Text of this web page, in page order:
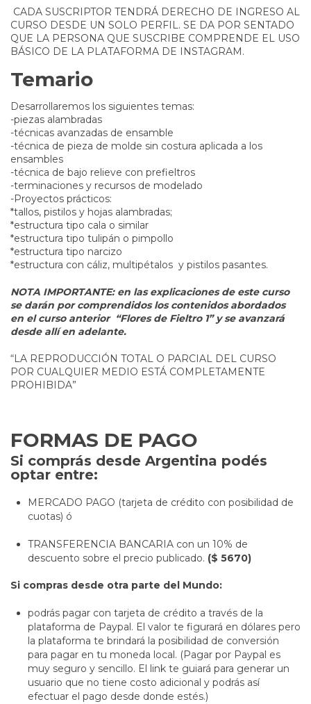
CADA SUSCRIPTOR TENDRÁ DERECHO DE INGRESO AL
CURSO DESDE UN SOLO PERFIL. SE DA POR SENTADO
QUE LA PERSONA QUE SUSCRIBE COMPRENDE EL USO
BÁSICO DE LA PLATAFORMA DE INSTAGRAM.
Temario
Desarrollaremos los siguientes temas:
-piezas alambradas
-técnicas avanzadas de ensamble
-técnica de pieza de molde sin costura aplicada a los
ensambles
-técnica de bajo relieve con prefieltros
-terminaciones y recursos de modelado
-Proyectos prácticos:
*tallos, pistilos y hojas alambradas;
*estructura tipo cala o similar
*estructura tipo tulipán o pimpollo
*estructura tipo narcizo
*estructura con cáliz, multipétalos y pistilos pasantes.
NOTA IMPORTANTE: en las explicaciones de este curso
se darán por comprendidos los contenidos abordados
en el curso anterior “Flores de Fieltro 1” y se avanzará
desde allí en adelante.
“LA REPRODUCCIÓN TOTAL O PARCIAL DEL CURSO
POR CUALQUIER MEDIO ESTÁ COMPLETAMENTE
PROHIBIDA”
FORMAS DE PAGO
Si comprás desde Argentina podés
optar entre:
MERCADO PAGO (tarjeta de crédito con posibilidad de
cuotas) ó
TRANSFERENCIA BANCARIA con un 10% de
descuento sobre el precio publicado. ($ 5670)
Si compras desde otra parte del Mundo:
podrás pagar con tarjeta de crédito a través de la
plataforma de Paypal. El valor te figurará en dólares pero
la plataforma te brindará la posibilidad de conversión
para pagar en tu moneda local. (Pagar por Paypal es
muy seguro y sencillo. El link te guiará para generar un
usuario que no tiene costo adicional y podrás así
efectuar el pago desde donde estés.)